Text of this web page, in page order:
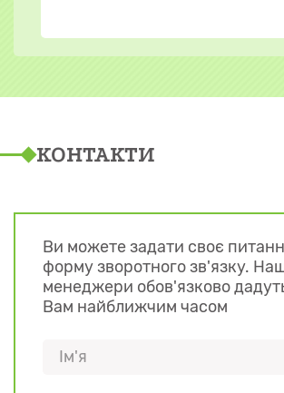
КОНТАКТИ
Ви можете задати своє
форму зворотного зв'язку.
менеджери обов'язково
Вам найближчим часом